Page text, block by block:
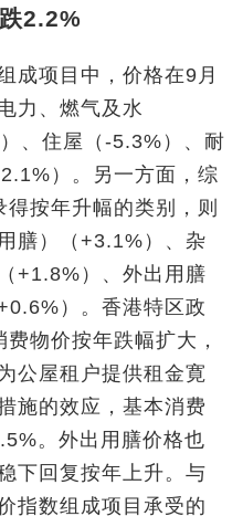
2.2%
成项目中，价格在9月
力、燃气及水
、住屋（-5.3%）、耐
）。另一方面，综
按年升幅的类别，则
膳）（+3.1%）、杂
+1.8%）、外出用膳
）。香港特区政
物价按年跌幅扩大，
公屋租户提供租金寛
施的效应，基本消费
。外出用膳价格也
下回复按年上升。与
指数组成项目承受的